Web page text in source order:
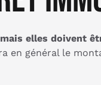
elles doivent
en général le